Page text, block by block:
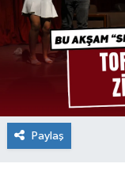
Paylaş